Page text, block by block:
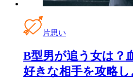
片思い
B型男が追う女は？
好きな相手を攻略し